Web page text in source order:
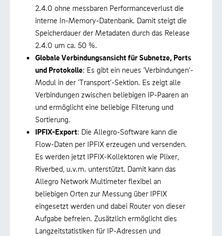
2.4.0 ohne messbaren Performanceverlust die
interne In-Memory-Datenbank. Damit steigt die
Speicherdauer der Metadaten durch das Release
2.4.0 um ca. 50 %.
Globale Verbindungsansicht für Subnetze, Ports
und Protokolle: Es gibt ein neues ’Verbindungen’-
Modul in der ’Transport’-Sektion. Es zeigt alle
Verbindungen zwischen beliebigen IP-Paaren an
und ermöglicht eine beliebige Filterung und
Sortierung.
IPFIX-Export: Die Allegro-Software kann die
Flow-Daten per IPFIX erzeugen und versenden.
Es werden jetzt IPFIX-Kollektoren wie Plixer,
Riverbed, u.v.m. unterstützt. Damit kann das
Allegro Network Multimeter flexibel an
beliebigen Orten zur Messung über IPFIX
eingesetzt werden und dabei Router von dieser
Aufgabe befreien. Zusätzlich ermöglicht dies
Langzeitstatistiken für IP-Adressen und